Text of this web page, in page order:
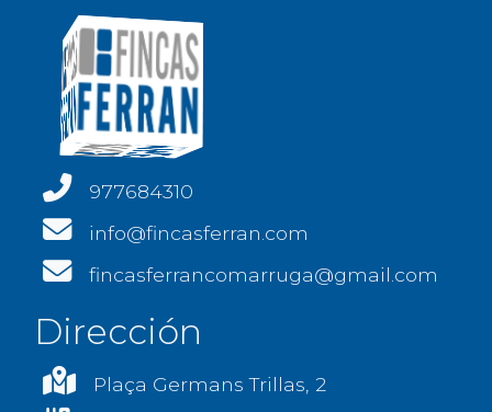
977684310
info@fincasferran.com
fincasferrancomarruga@gmail.com
Dirección
Plaça Germans Trillas, 2